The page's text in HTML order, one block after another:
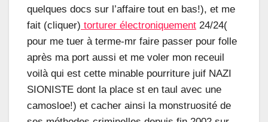
quelques docs sur l’affaire tout en bas!), et me
fait (cliquer) torturer électroniquement 24/24(
pour me tuer à terme-mr faire passer pour folle
après ma port aussi et me voler mon receuil
voilà qui est cette minable pourriture juif NAZI
SIONISTE dont la place st en taul avec une
camosloe!) et cacher ainsi la monstruosité de